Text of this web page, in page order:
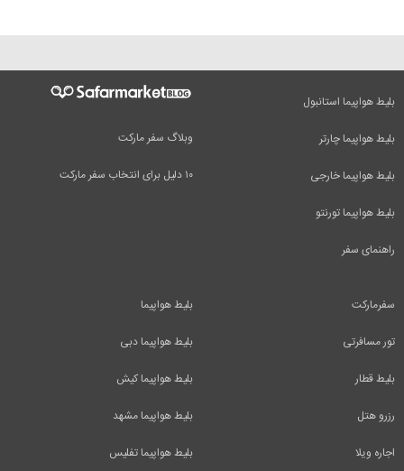
وبلاگ سفر مارکت
۱۰ دلیل برای انتخاب سفر مارکت
بلیط هواپیما استانبول
بلیط هواپیما چارتر
بلیط هواپیما خارجی
بلیط هواپیما تورنتو
راهنمای سفر
بلیط هواپیما
بلیط هواپیما دبی
بلیط هواپیما کیش
بلیط هواپیما مشهد
بلیط هواپیما تفلیس
سفرمارکت
تور مسافرتی
بلیط قطار
رزرو هتل
اجاره ویلا